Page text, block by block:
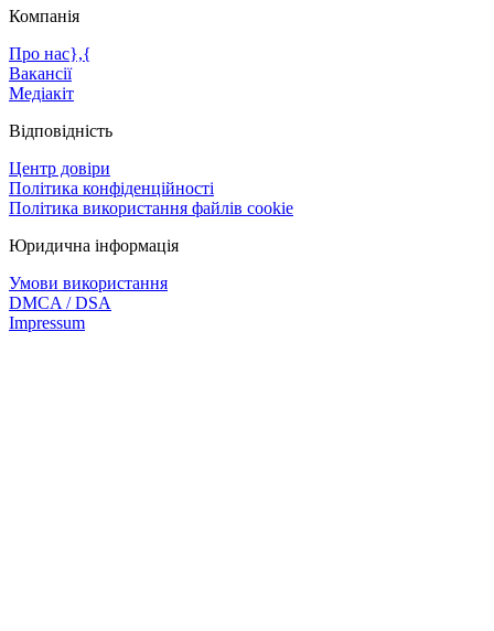
Компанія
Про нас},{
Вакансії
Медіакіт
Відповідність
Центр довіри
Політика конфіденційності
Політика використання файлів cookie
Юридична інформація
Умови використання
DMCA / DSA
Impressum